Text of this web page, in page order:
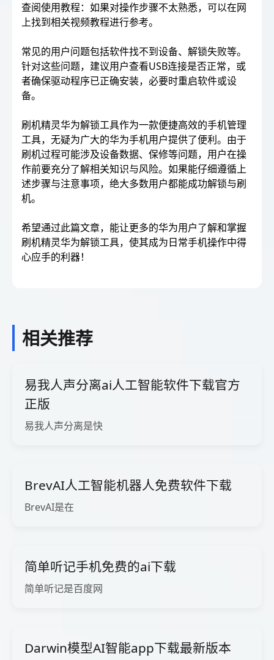
查阅使用教程：如果对操作步骤不太熟悉，可以在网
上找到相关视频教程进行参考。
常见的用户问题包括软件找不到设备、解锁失败等。
针对这些问题，建议用户查看USB连接是否正常，或
者确保驱动程序已正确安装，必要时重启软件或设
备。
刷机精灵华为解锁工具作为一款便捷高效的手机管理
工具，无疑为广大的华为手机用户提供了便利。由于
刷机过程可能涉及设备数据、保修等问题，用户在操
作前要充分了解相关知识与风险。如果能仔细遵循上
述步骤与注意事项，绝大多数用户都能成功解锁与刷
机。
希望通过此篇文章，能让更多的华为用户了解和掌握
刷机精灵华为解锁工具，使其成为日常手机操作中得
心应手的利器！
相关推荐
易我人声分离ai人工智能软件下载官方
正版
易我人声分离是快
BrevAI人工智能机器人免费软件下载
BrevAI是在
简单听记手机免费的ai下载
简单听记是百度网
Darwin模型AI智能app下载最新版本